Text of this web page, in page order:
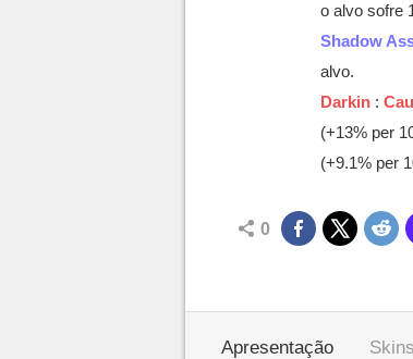
o alvo sofre
Shadow
alvo.
Darkin:
(+13% per
(+9.1% per
0
Apresentação Skins